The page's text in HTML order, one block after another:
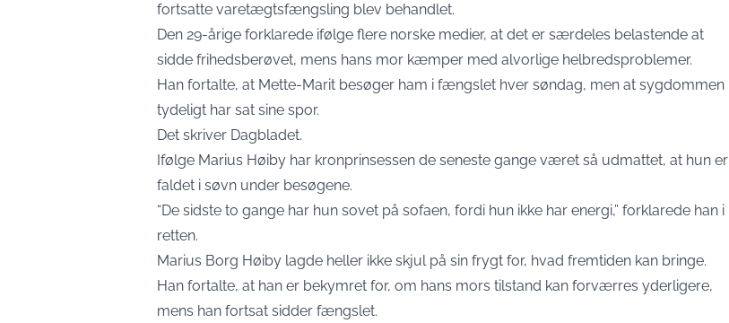
fortsatte varetægtsfængsling blev behandlet.
Den 29-årige forklarede ifølge flere norske medier, at det er særdeles belastende at
sidde frihedsberøvet, mens hans mor kæmper med alvorlige helbredsproblemer.
Han fortalte, at Mette-Marit besøger ham i fængslet hver søndag, men at sygdommen
tydeligt har sat sine spor.
Det skriver Dagbladet.
Ifølge Marius Høiby har kronprinsessen de seneste gange været så udmattet, at hun er
faldet i søvn under besøgene.
“De sidste to gange har hun sovet på sofaen, fordi hun ikke har energi,” forklarede han i
retten.
Marius Borg Høiby lagde heller ikke skjul på sin frygt for, hvad fremtiden kan bringe.
Han fortalte, at han er bekymret for, om hans mors tilstand kan forværres yderligere,
mens han fortsat sidder fængslet.